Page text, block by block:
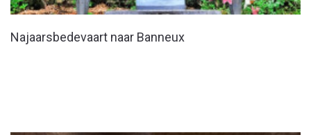
Najaarsbedevaart naar Banneux